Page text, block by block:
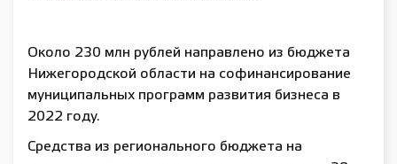
Около 230 млн рублей направлено из бюджета
Нижегородской области на софинансирование
муниципальных программ развития бизнеса в
2022 году.
Средства из регионального бюджета на